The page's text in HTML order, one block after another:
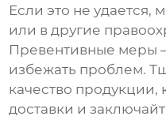
Если это не удается,
или в другие
Превентивные меры
избежать проблем.
качество продукции,
доставки и